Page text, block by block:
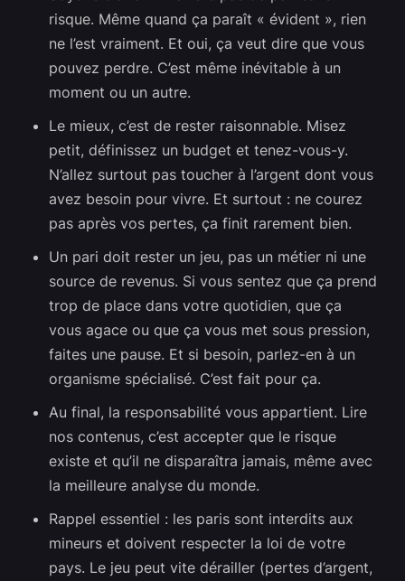
risque. Même quand ça paraît « évident », rien
ne l’est vraiment. Et oui, ça veut dire que vous
pouvez perdre. C’est même inévitable à un
moment ou un autre.
Le mieux, c’est de rester raisonnable. Misez
petit, définissez un budget et tenez-vous-y.
N’allez surtout pas toucher à l’argent dont vous
avez besoin pour vivre. Et surtout : ne courez
pas après vos pertes, ça finit rarement bien.
Un pari doit rester un jeu, pas un métier ni une
source de revenus. Si vous sentez que ça prend
trop de place dans votre quotidien, que ça
vous agace ou que ça vous met sous pression,
faites une pause. Et si besoin, parlez-en à un
organisme spécialisé. C’est fait pour ça.
Au final, la responsabilité vous appartient. Lire
nos contenus, c’est accepter que le risque
existe et qu’il ne disparaîtra jamais, même avec
la meilleure analyse du monde.
Rappel essentiel : les paris sont interdits aux
mineurs et doivent respecter la loi de votre
pays. Le jeu peut vite dérailler (pertes d’argent,